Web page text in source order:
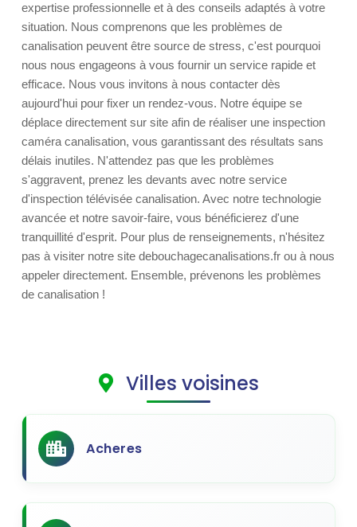
expertise professionnelle et à des conseils adaptés à votre
situation. Nous comprenons que les problèmes de
canalisation peuvent être source de stress, c'est pourquoi
nous nous engageons à vous fournir un service rapide et
efficace. Nous vous invitons à nous contacter dès
aujourd'hui pour fixer un rendez-vous. Notre équipe se
déplace directement sur site afin de réaliser une inspection
caméra canalisation, vous garantissant des résultats sans
délais inutiles. N'attendez pas que les problèmes
s'aggravent, prenez les devants avec notre service
d'inspection télévisée canalisation. Avec notre technologie
avancée et notre savoir-faire, vous bénéficierez d'une
tranquillité d'esprit. Pour plus de renseignements, n'hésitez
pas à visiter notre site debouchagecanalisations.fr ou à nous
appeler directement. Ensemble, prévenons les problèmes
de canalisation !
Villes voisines
Acheres